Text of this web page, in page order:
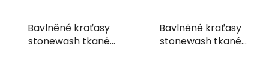
Bavlněné kraťasy
stonewash tkané
Bavlněné kraťasy
stonewash tkané